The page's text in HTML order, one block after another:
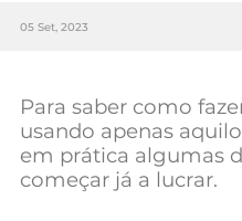
Sociedade
Negócios
Mundial
05 Set, 2023
Para saber como
usando apenas
em prática algumas
começar já a lucrar.